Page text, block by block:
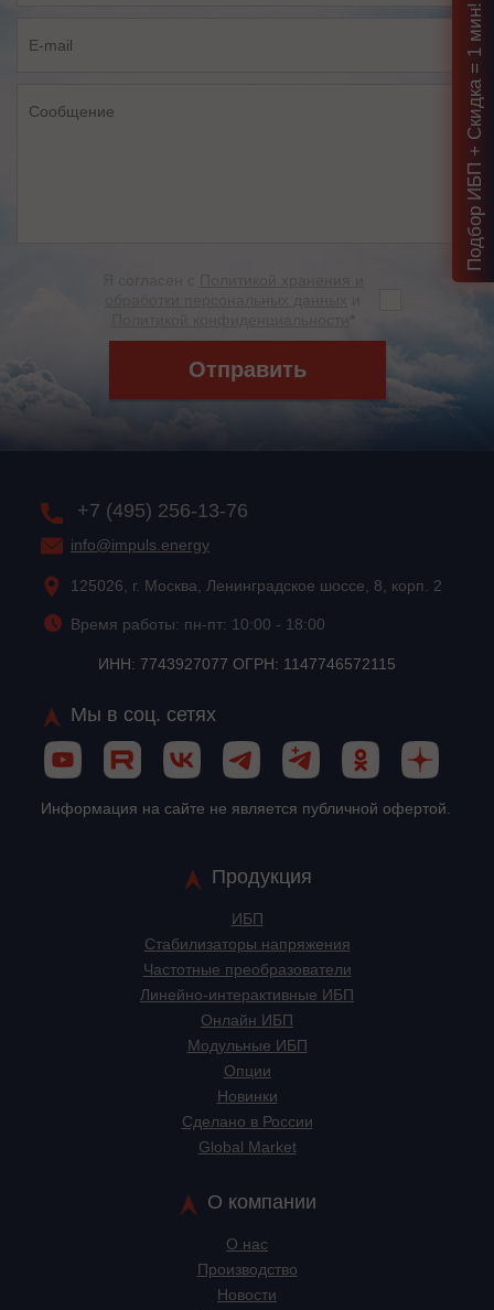
Отправить
+7 (495) 256-13-76
info@impuls.energy
125026, г. Москва, Ленинградское шоссе, 8, корп. 2
Время работы: пн-пт: 10:00 - 18:00
ИНН: 7743927077 ОГРН: 1147746572115
Мы в соц. сетях
Информация на сайте не является публичной офертой.
Продукция
ИБП
Стабилизаторы напряжения
Частотные преобразователи
Линейно-интерактивные ИБП
Онлайн ИБП
Модульные ИБП
Опции
Новинки
Сделано в России
Global Market
О компании
О нас
Производство
Новости
Подбор ИБП + Скидка = 1 мин!